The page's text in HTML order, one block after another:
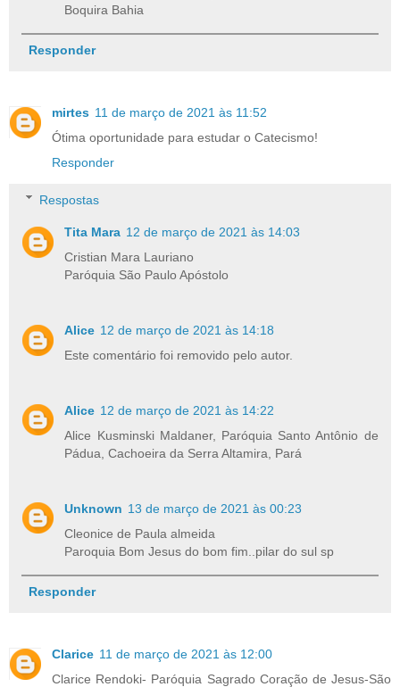
Boquira Bahia
Responder
mirtes 11 de março de 2021 às 11:52
Ótima oportunidade para estudar o Catecismo!
Responder
Respostas
Tita Mara 12 de março de 2021 às 14:03
Cristian Mara Lauriano
Paróquia São Paulo Apóstolo
Alice 12 de março de 2021 às 14:18
Este comentário foi removido pelo autor.
Alice 12 de março de 2021 às 14:22
Alice Kusminski Maldaner, Paróquia Santo Antônio de
Pádua, Cachoeira da Serra Altamira, Pará
Unknown 13 de março de 2021 às 00:23
Cleonice de Paula almeida
Paroquia Bom Jesus do bom fim..pilar do sul sp
Responder
Clarice 11 de março de 2021 às 12:00
Clarice Rendoki- Paróquia Sagrado Coração de Jesus-São